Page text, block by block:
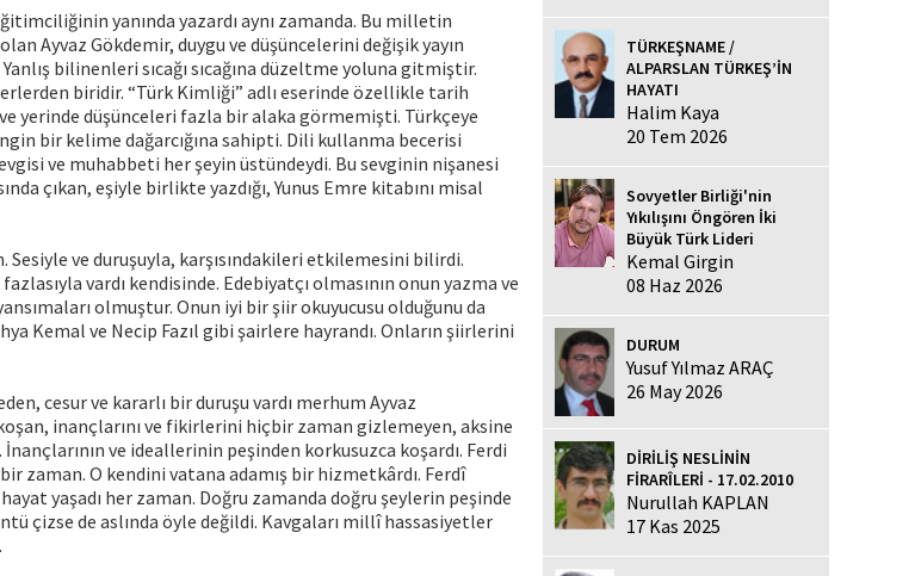
yanında yazardı aynı zamanda. Bu milletin
Ayvaz Gökdemir, duygu ve düşüncelerini değişik yayın
bilinenleri sıcağı sıcağına düzeltme yoluna gitmiştir.
biridir. “Türk Kimliği” adlı eserinde özellikle tarih
yerinde düşünceleri fazla bir alaka görmemişti. Türkçeye
bir kelime dağarcığına sahipti. Dili kullanma becerisi
ve muhabbeti her şeyin üstündeydi. Bu sevginin nişanesi
çıkan, eşiyle birlikte yazdığı, Yunus Emre kitabını misal
ve duruşuyla, karşısındakileri etkilemesini bilirdi.
vardı kendisinde. Edebiyatçı olmasının onun yazma ve
olmuştur. Onun iyi bir şiir okuyucusu olduğunu da
Kemal ve Necip Fazıl gibi şairlere hayrandı. Onların şiirlerini
cesur ve kararlı bir duruşu vardı merhum Ayvaz
koşan, inançlarını ve fikirlerini hiçbir zaman gizlemeyen, aksine
ve ideallerinin peşinden korkusuzca koşardı. Ferdi
zaman. O kendini vatana adamış bir hizmetkârdı. Ferdî
yaşadı her zaman. Doğru zamanda doğru şeylerin peşinde
çizse de aslında öyle değildi. Kavgaları millî hassasiyetler
TÜRKEŞNAME /
ALPARSLAN TÜRKEŞ’İN
HAYATI
Halim Kaya
20 Tem 2026
Sovyetler Birliği'nin
Yıkılışını Öngören İki
Büyük Türk Lideri
Kemal Girgin
08 Haz 2026
DURUM
Yusuf Yılmaz ARAÇ
26 May 2026
DİRİLİŞ NESLİNİN
FİRARÎLERİ - 17.02.2010
Nurullah KAPLAN
17 Kas 2025